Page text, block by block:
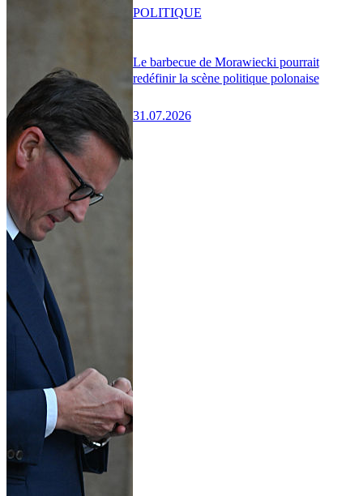
Le barbecue de Morawiecki pourrait
redéfinir la scène politique polonaise
31.07.2026
POLITIQUE